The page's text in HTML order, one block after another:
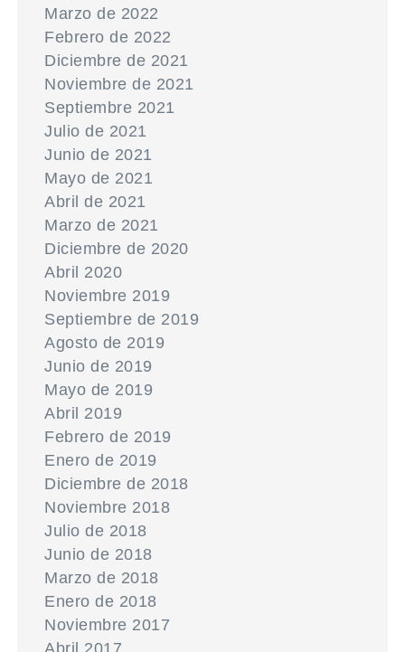
Marzo de 2022
Febrero de 2022
Diciembre de 2021
Noviembre de 2021
Septiembre 2021
Julio de 2021
Junio de 2021
Mayo de 2021
Abril de 2021
Marzo de 2021
Diciembre de 2020
Abril 2020
Noviembre 2019
Septiembre de 2019
Agosto de 2019
Junio de 2019
Mayo de 2019
Abril 2019
Febrero de 2019
Enero de 2019
Diciembre de 2018
Noviembre 2018
Julio de 2018
Junio de 2018
Marzo de 2018
Enero de 2018
Noviembre 2017
Abril 2017